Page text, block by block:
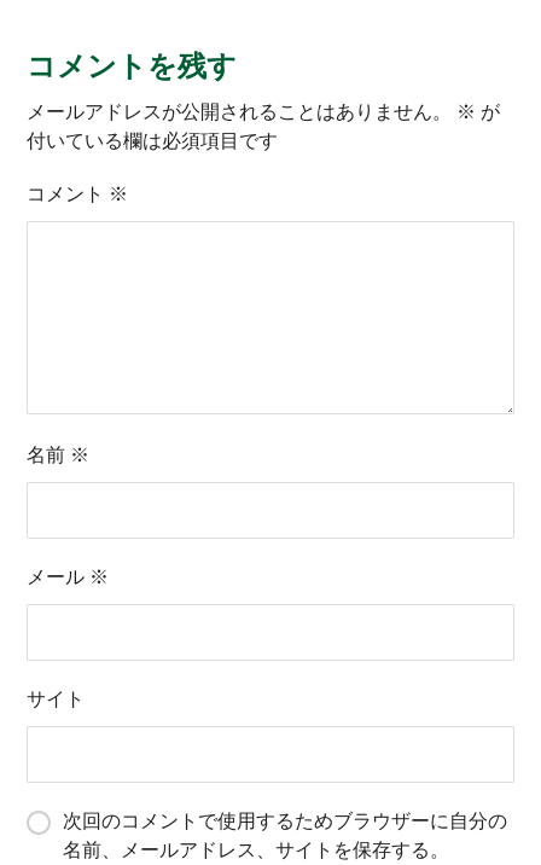
コメントを残す
メールアドレスが公開されることはありません。 ※ が
付いている欄は必須項目です
コメント ※
名前 ※
メール ※
サイト
次回のコメントで使用するためブラウザーに自分の
名前、メールアドレス、サイトを保存する。